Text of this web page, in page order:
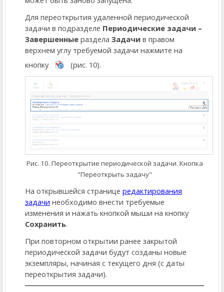
Для переоткрытия удаленной периодической
задачи в подразделе Периодические задачи –
Завершенные раздела Задачи в правом
верхнем углу требуемой задачи нажмите на
кнопку
(рис. 10).
Рис. 10. Переоткрытие периодической задачи. Кнопка
"Переоткрыть задачу"
На открывшейся странице редактирования
задачи необходимо внести требуемые
изменения и нажать кнопкой мыши на кнопку
Сохранить.
При повторном открытии ранее закрытой
периодической задачи будут созданы новые
экземпляры, начиная с текущего дня (с даты
переоткрытия задачи).